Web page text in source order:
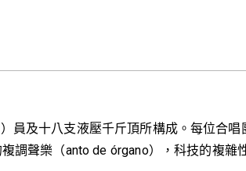
員及十八支液壓千斤頂所構成。每位合
調聲樂（anto de órgano），科技的複雜